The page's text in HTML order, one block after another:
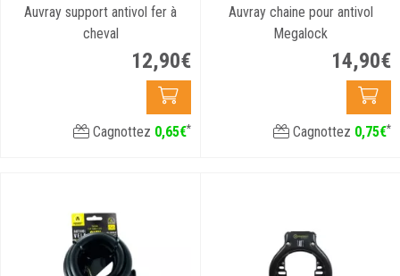
Auvray support antivol fer à
cheval
12,90€
Cagnottez 0,65€*
Auvray chaine pour antivol
Megalock
14,90€
Cagnottez 0,75€*